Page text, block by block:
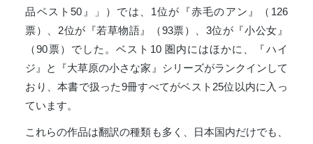
品ベスト50』」）では、1位が『赤毛のアン』（126
票）、2位が『若草物語』（93票）、3位が『小公女』
（90票）でした。ベスト10 圏内にはほかに、『ハイ
ジ』と『大草原の小さな家』シリーズがランクインして
おり、本書で扱った9冊すべてがベスト25位以内に入っ
ています。
これらの作品は翻訳の種類も多く、日本国内だけでも、